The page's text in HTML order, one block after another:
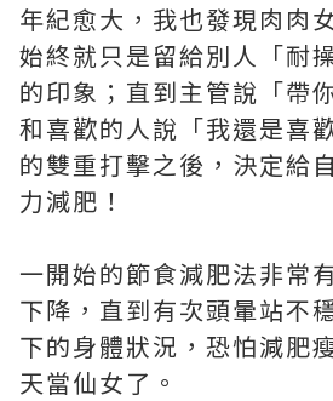
年紀愈大，我也發現肉肉
始終就只是留給別人「耐
的印象；直到主管說「帶
和喜歡的人說「我還是喜
的雙重打擊之後，決定給
力減肥！
一開始的節食減肥法非常
下降，直到有次頭暈站不
下的身體狀況，恐怕減肥
天當仙女了。